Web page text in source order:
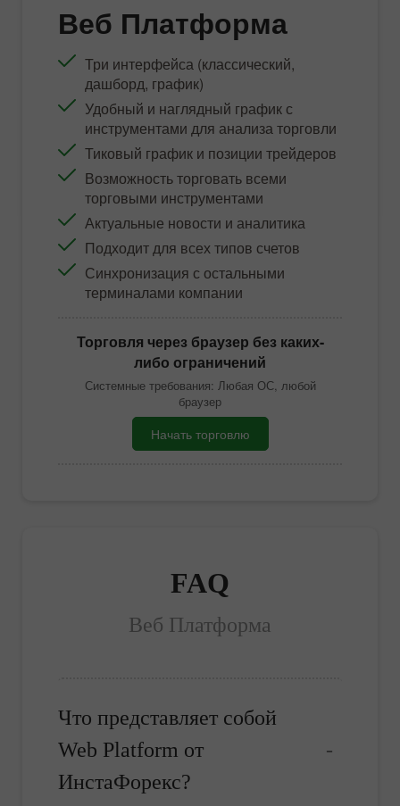
Веб Платформа
Три интерфейса (классический,
дашборд, график)
Удобный и наглядный график с
инструментами для анализа торговли
Тиковый график и позиции трейдеров
Возможность торговать всеми
торговыми инструментами
Актуальные новости и аналитика
Подходит для всех типов счетов
Синхронизация с остальными
терминалами компании
Торговля через браузер без каких-
либо ограничений
Системные требования: Любая ОС, любой
браузер
Начать торговлю
FAQ
Веб Платформа
Что представляет собой
Web Platform от
ИнстаФорекс?